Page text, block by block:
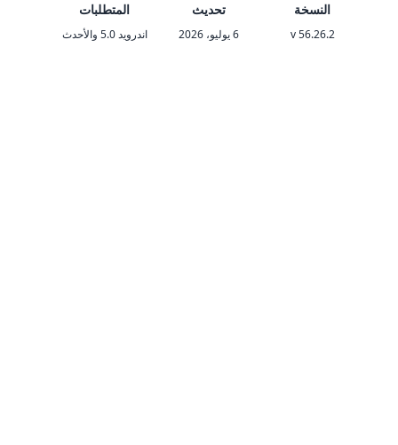
النسخة
56.26.2 v
تحديث
6 يوليو، 2026
المتطلبات
اندرويد 5.0 والأحدث